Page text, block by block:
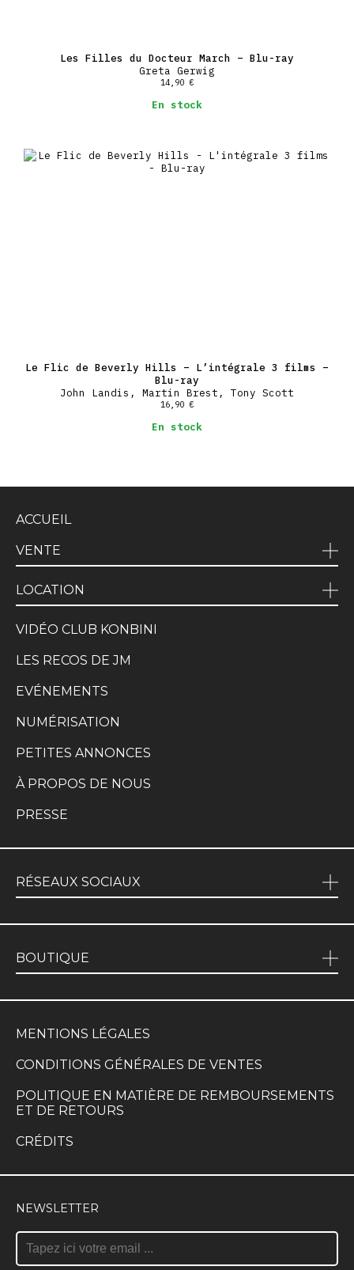
Les Filles du Docteur March – Blu-ray
Greta Gerwig
14,90 €
En stock
Le Flic de Beverly Hills – L’intégrale 3 films –
Blu-ray
John Landis, Martin Brest, Tony Scott
16,90 €
En stock
ACCUEIL
VENTE
LOCATION
VIDÉO CLUB KONBINI
LES RECOS DE JM
EVÉNEMENTS
NUMÉRISATION
PETITES ANNONCES
À PROPOS DE NOUS
PRESSE
RÉSEAUX SOCIAUX
BOUTIQUE
MENTIONS LÉGALES
CONDITIONS GÉNÉRALES DE VENTES
POLITIQUE EN MATIÈRE DE REMBOURSEMENTS
ET DE RETOURS
CRÉDITS
NEWSLETTER